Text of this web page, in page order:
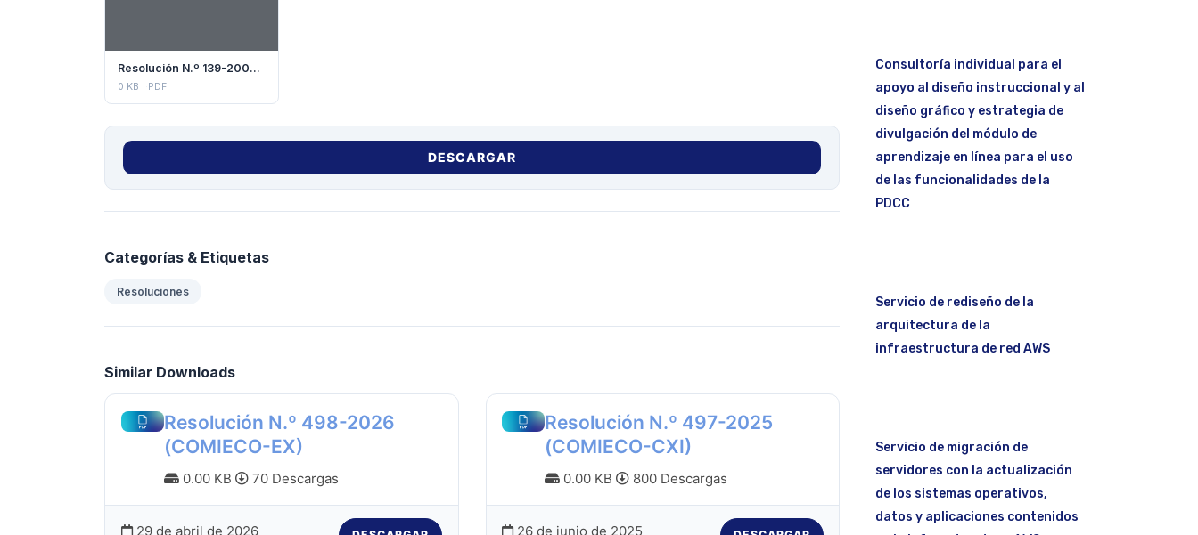
Resolución N.º 139-2005 (COMIECO)
0 KB PDF
DESCARGAR
Categorías & Etiquetas
Resoluciones
Similar Downloads
Resolución N.º 498-2026
(COMIECO-EX)
0.00 KB 70 Descargas
29 de abril de 2026
Resolución N.º 497-2025
(COMIECO-CXI)
0.00 KB 800 Descargas
26 de junio de 2025
Consultoría individual para el
apoyo al diseño instruccional y al
diseño gráfico y estrategia de
divulgación del módulo de
aprendizaje en línea para el uso
de las funcionalidades de la
PDCC
Servicio de rediseño de la
arquitectura de la
infraestructura de red AWS
Servicio de migración de
servidores con la actualización
de los sistemas operativos,
datos y aplicaciones contenidos